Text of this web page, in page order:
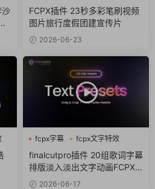
fcpx视频开场
FCPX插件 23秒多彩笔刷视频
图片旅行度假团建宣传片
2026-06-23
fcpx字幕
fcpx文字特效
finalcutpro插件 20组歌词字幕
排版淡入淡出文字动画FCPX
插件2026-06-17